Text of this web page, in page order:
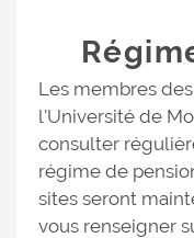
Les membres
l'Université de
consulter
régime de
sites seront
vous renseigner